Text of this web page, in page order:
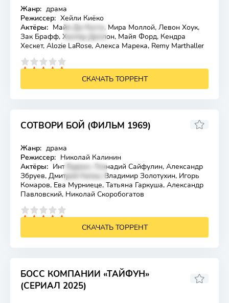
Жанр: драма
Режиссер: Хейли Киёко
Актёры: Майя Да Коста, Мира Моллой, Левон Хоук,
Зак Брафф, Хантер Диллон, Майя Форд, Кендра
Хескет, Alozie LaRose, Алекса Марека, Remy Marthaller
СКАЧАТЬ ТОРРЕНТ
СОТВОРИ БОЙ (ФИЛЬМ 1969)
Жанр: драма
Режиссер: Николай Калинин
Актёры: Инт Буранс, Геннадий Сайфулин, Александр
Збруев, Дмитрий Капка, Владимир Золотухин, Игорь
Комаров, Ева Мурниеце, Татьяна Гаркуша, Александр
Павловский, Николай Скоробогатов
СКАЧАТЬ ТОРРЕНТ
БОСС КОМПАНИИ «ТАЙФУН»
(СЕРИАЛ 2025)